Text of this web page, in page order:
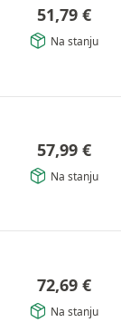
51,79 €
Na stanju
57,99 €
Na stanju
72,69 €
Na stanju